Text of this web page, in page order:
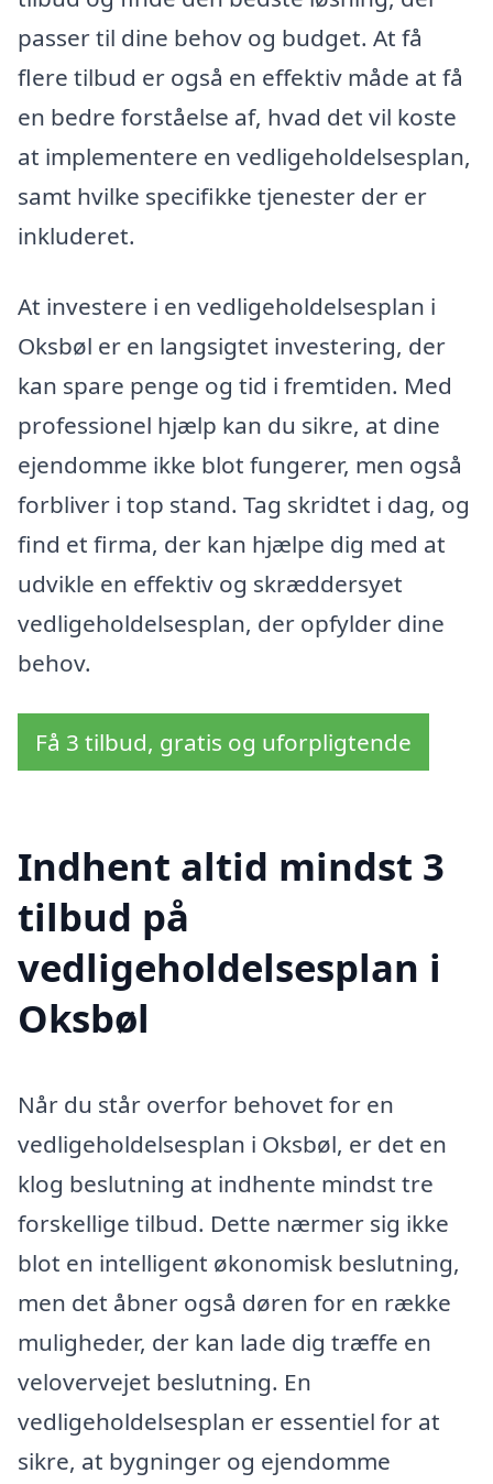
passer til dine behov og budget. At få
flere tilbud er også en effektiv måde at få
en bedre forståelse af, hvad det vil koste
at implementere en vedligeholdelsesplan,
samt hvilke specifikke tjenester der er
inkluderet.
At investere i en vedligeholdelsesplan i
Oksbøl er en langsigtet investering, der
kan spare penge og tid i fremtiden. Med
professionel hjælp kan du sikre, at dine
ejendomme ikke blot fungerer, men også
forbliver i top stand. Tag skridtet i dag, og
find et firma, der kan hjælpe dig med at
udvikle en effektiv og skræddersyet
vedligeholdelsesplan, der opfylder dine
behov.
Få 3 tilbud, gratis og uforpligtende
Indhent altid mindst 3
tilbud på
vedligeholdelsesplan i
Oksbøl
Når du står overfor behovet for en
vedligeholdelsesplan i Oksbøl, er det en
klog beslutning at indhente mindst tre
forskellige tilbud. Dette nærmer sig ikke
blot en intelligent økonomisk beslutning,
men det åbner også døren for en række
muligheder, der kan lade dig træffe en
velovervejet beslutning. En
vedligeholdelsesplan er essentiel for at
sikre, at bygninger og ejendomme